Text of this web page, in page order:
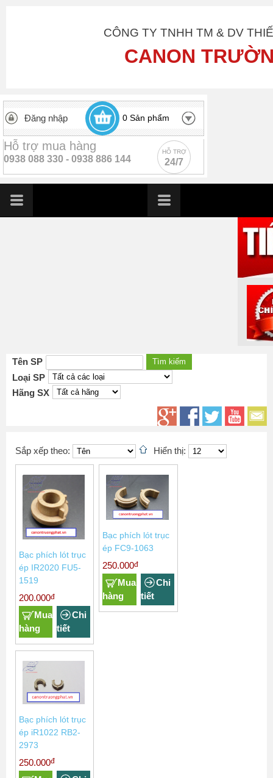
CÔNG TY TNHH TM & DV
CANON
Đăng nhập 0 Sản phẩm
Hỗ trợ mua hàng
0938 088 330 - 0938 886 144
HỖ TRỢ
24/7
Tên SP
Loại SP
Hãng SX
Sắp xếp theo: Hiển thị:
Bạc phích lót trục
ép IR2020 FU5-
1519
200.000đ
Mua
hàng
Chi
tiết
Bạc phích lót trục
ép FC9-1063
250.000đ
Mua
hàng
Chi
tiết
Bạc phích lót trục
ép iR1022 RB2-
2973
250.000đ